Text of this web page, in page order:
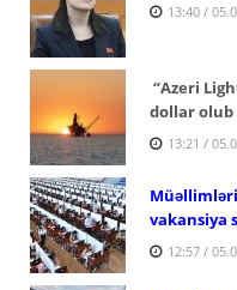
13:40 /
“Azeri
dollar olub
13:21 /
vakansiya
12:57 /